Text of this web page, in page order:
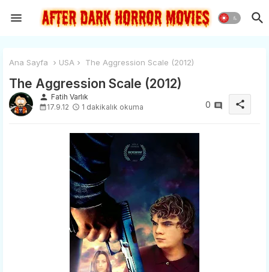
Ana Sayfa USA The Aggression Scale (2012)
The Aggression Scale (2012)
person Fatih Varlık
17.9.12
1 dakikalık okuma 0 share